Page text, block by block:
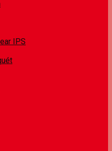
IPS